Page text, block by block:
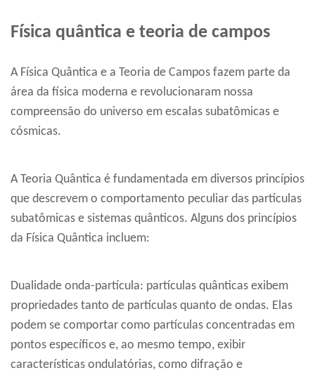
Física quântica e teoria de campos
A Física Quântica e a Teoria de Campos fazem parte da
área da física moderna e revolucionaram nossa
compreensão do universo em escalas subatômicas e
cósmicas.
A Teoria Quântica é fundamentada em diversos princípios
que descrevem o comportamento peculiar das partículas
subatômicas e sistemas quânticos. Alguns dos princípios
da Física Quântica incluem:
Dualidade onda-partícula: partículas quânticas exibem
propriedades tanto de partículas quanto de ondas. Elas
podem se comportar como partículas concentradas em
pontos específicos e, ao mesmo tempo, exibir
características ondulatórias, como difração e